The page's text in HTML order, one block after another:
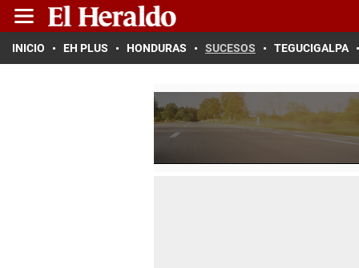
INICIO EH PLUS HONDURAS SUCESOS TEGUCIGALPA